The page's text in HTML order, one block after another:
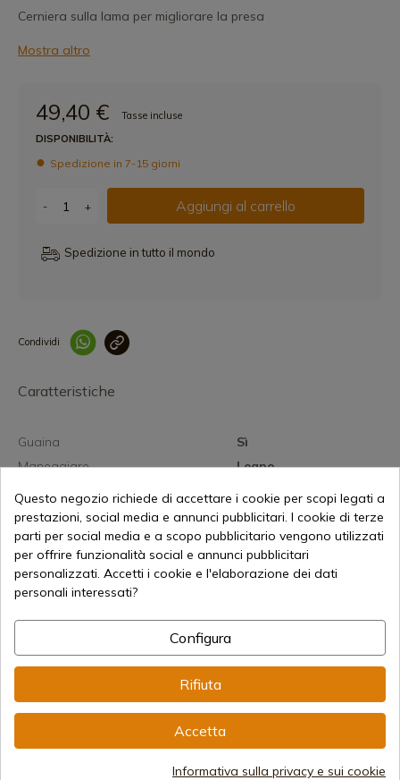
Cerniera sulla lama per migliorare la presa
Mostra altro
49,40 €
Tasse incluse
DISPONIBILITÀ:
Spedizione in 7-15 giorni
- + Aggiungi al carrello
Spedizione in tutto il mondo
Condividi
Caratteristiche
Guaina
Sì
Maneggiare
Legno
Monopezzo
Sì
Vendita online dal 1998
Metodi di pagamento sicuri
Questo negozio richiede di accettare i cookie per scopi legati a
prestazioni, social media e annunci pubblicitari. I cookie di terze
parti per social media e a scopo pubblicitario vengono utilizzati
per offrire funzionalità social e annunci pubblicitari
personalizzati. Accetti i cookie e l'elaborazione dei dati
personali interessati?
Configura
Rifiuta
Accetta
Informativa sulla privacy e sui cookie